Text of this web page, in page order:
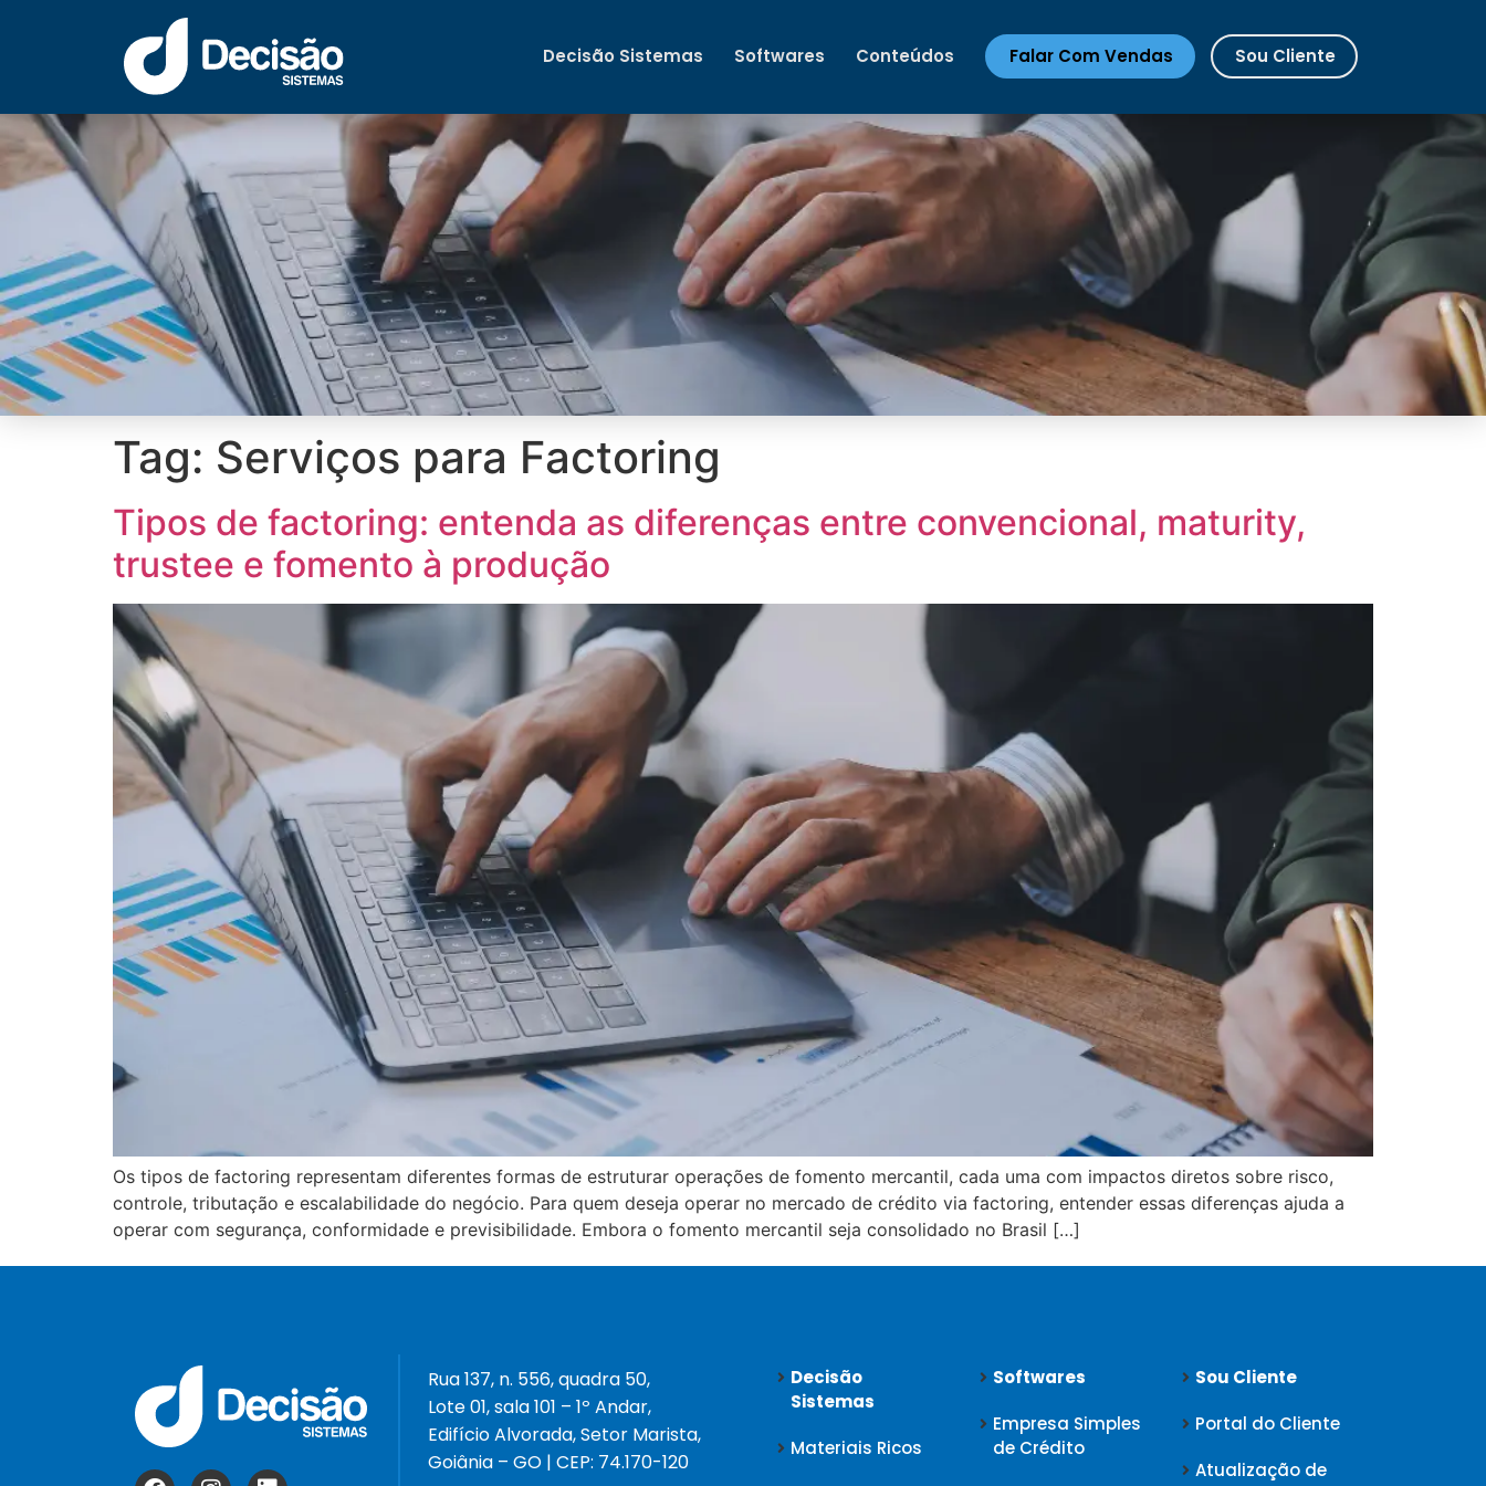
Decisão Sistemas Softwares Conteúdos Falar Com Vendas Sou Cliente
Tag: Serviços para Factoring
Tipos de factoring: entenda as diferenças entre convencional, maturity,
trustee e fomento à produção
Os tipos de factoring representam diferentes formas de estruturar operações de fomento mercantil, cada uma com impactos diretos sobre risco,
controle, tributação e escalabilidade do negócio. Para quem deseja operar no mercado de crédito via factoring, entender essas diferenças ajuda a
operar com segurança, conformidade e previsibilidade. Embora o fomento mercantil seja consolidado no Brasil […]
Rua 137, n. 556, quadra 50,
Lote 01, sala 101 – 1º Andar,
Edifício Alvorada, Setor Marista,
Goiânia – GO | CEP: 74.170-120
Decisão
Sistemas
Materiais Ricos
Softwares
Empresa Simples
de Crédito
Sou Cliente
Portal do Cliente
Atualização de